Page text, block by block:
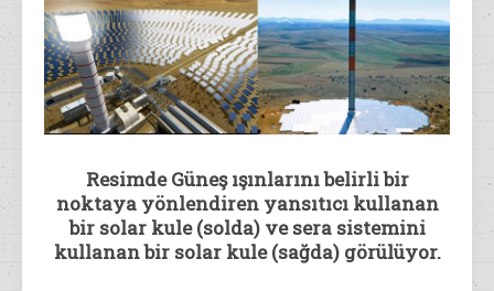
Resimde Güneş ışınlarını belirli bir
noktaya yönlendiren yansıtıcı kullanan
bir solar kule (solda) ve sera sistemini
kullanan bir solar kule (sağda) görülüyor.